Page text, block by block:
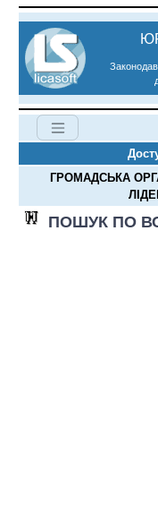
ГРОМАДСЬКА
ПОШУК ПО